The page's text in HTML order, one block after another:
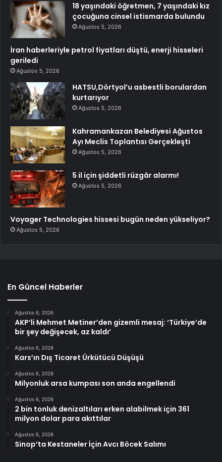
18 yaşındaki öğretmen, 7 yaşındaki kız
çocuğuna cinsel istismarda bulundu
Ağustos 5, 2026
İran haberleriyle petrol fiyatları düştü, enerji hisseleri
geriledi
Ağustos 5, 2026
HATSU,Dörtyol’u asbestli borulardan
kurtarıyor
Ağustos 5, 2026
Kahramankazan Belediyesi Ağustos
Ayı Meclis Toplantısı Gerçekleşti
Ağustos 5, 2026
5 il için şiddetli rüzgâr alarmı!
Ağustos 5, 2026
Voyager Technologies hissesi bugün neden yükseliyor?
Ağustos 5, 2026
En Güncel Haberler
Ağustos 6, 2026
AKP’li Mehmet Metiner’den gizemli mesaj: ‘Türkiye’de
bir şey değişecek, az kaldı’
Ağustos 6, 2026
Kars’ın Dış Ticaret Ürkütücü Düşüşü
Ağustos 6, 2026
Milyonluk arsa kumpası son anda engellendi
Ağustos 6, 2026
2 bin tonluk denizaltıları erken alabilmek için 361
milyon dolar para akıttılar
Ağustos 6, 2026
Sinop’ta Kestaneler İçin Avcı Böcek Salımı